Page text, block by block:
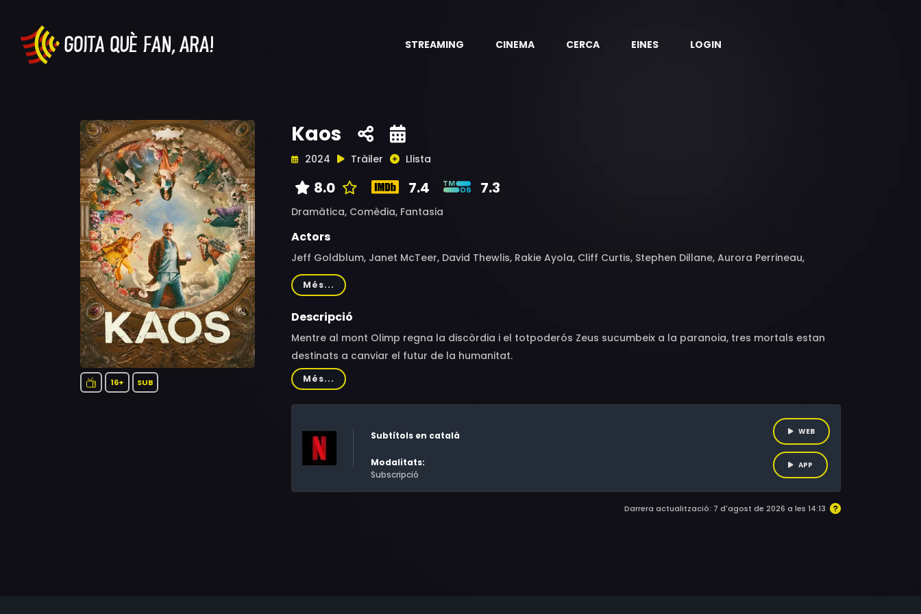
STREAMING CINEMA CERCA EINES LOGIN
16+ SUB
Kaos
2024 Tràiler Llista
8.0 7.4 7.3
Dramàtica, Comèdia, Fantasia
Actors
Jeff Goldblum, Janet McTeer, David Thewlis, Rakie Ayola, Cliff Curtis, Stephen Dillane, Aurora Perrineau,
Nabhaan Rizwan, Killian Scott, Misia Butler
Més...
Descripció
Mentre al mont Olimp regna la discòrdia i el totpoderós Zeus sucumbeix a la paranoia, tres mortals estan
destinats a canviar el futur de la humanitat.
Més...
Subtítols en català
Modalitats:
Subscripció
WEB
APP
Darrera actualització: 7 d'agost de 2026 a les 14:13